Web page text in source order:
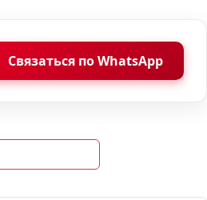
Связаться по WhatsApp